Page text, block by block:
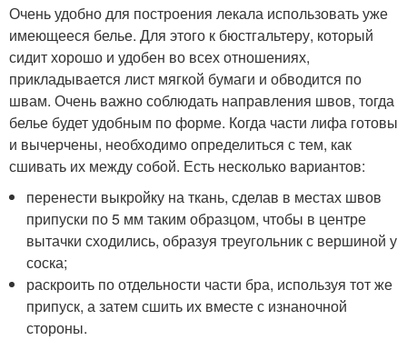
Очень удобно для построения лекала использовать уже
имеющееся белье. Для этого к бюстгальтеру, который
сидит хорошо и удобен во всех отношениях,
прикладывается лист мягкой бумаги и обводится по
швам. Очень важно соблюдать направления швов, тогда
белье будет удобным по форме. Когда части лифа готовы
и вычерчены, необходимо определиться с тем, как
сшивать их между собой. Есть несколько вариантов:
перенести выкройку на ткань, сделав в местах швов
припуски по 5 мм таким образцом, чтобы в центре
вытачки сходились, образуя треугольник с вершиной у
соска;
раскроить по отдельности части бра, используя тот же
припуск, а затем сшить их вместе с изнаночной
стороны.